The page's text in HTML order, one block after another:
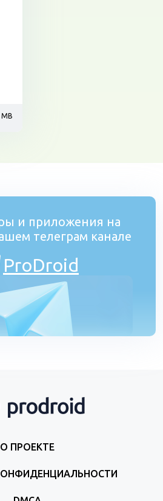
MB
и приложения на
телеграм канале
ProDroid
О ПРОЕКТЕ